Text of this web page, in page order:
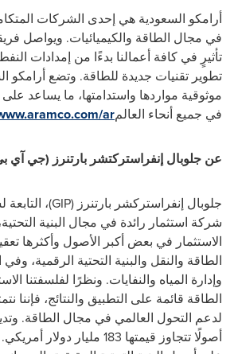
أرامكو السعودية هي إحدى الشركات
في مجال الطاقة والكيميائيات. ويواصل
تأثيرٍ في كافة أعمالنا بدءًا من إمدادات
تطوير تقنيات جديدة للطاقة. وتضع أرامكو
موثوقية مواردها واستدامتها، ما يساعد على
في جميع أنحاء العالمar
عن جلوبال إنفراستركتشر بارتنرز (جي آي
جلوبال إنفراستركشر بارتنرز (GIP)،
شركة استثمار رائدة في مجال البنية
الاستثمار في بعض أكبر الأصول وأكثرها
الطاقة والنقل والبنية التحتية الرقمية، وفي
وإدارة المياه والنفايات. ونظرًا لفلسفتنا
الطاقة قائمة على التطبيق والنتائج، فإننا
لدعم التحول العالمي في مجال الطاقة.
أصولًا تتجاوز قيمتها 183 مليار